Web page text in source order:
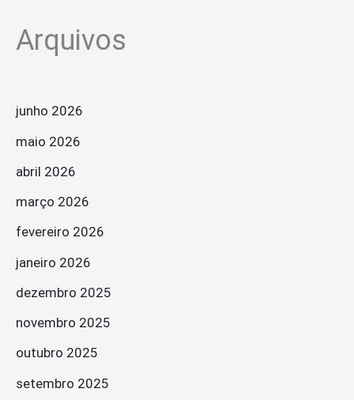
Arquivos
junho 2026
maio 2026
abril 2026
março 2026
fevereiro 2026
janeiro 2026
dezembro 2025
novembro 2025
outubro 2025
setembro 2025